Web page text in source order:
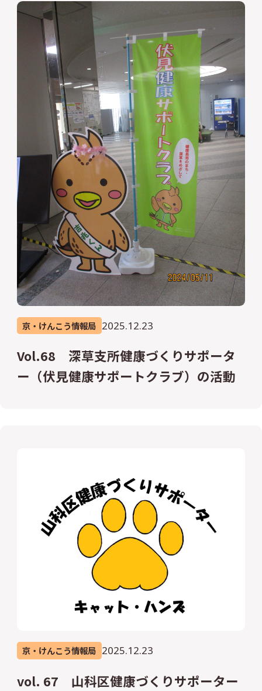
京・けんこう情報局 2025.12.23
Vol.68 深草支所健康づくりサポータ
ー（伏見健康サポートクラブ）の活動
京・けんこう情報局 2025.12.23
vol. 67 山科区健康づくりサポーター